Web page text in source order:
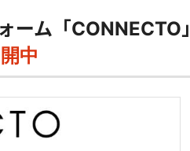
ーム「CONNECTO」
中